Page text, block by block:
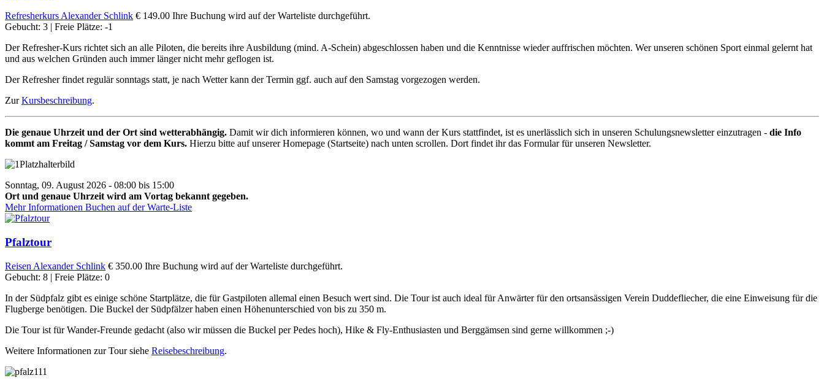
Refresherkurs Alexander Schlink € 149.00 Ihre Buchung wird auf der Warteliste durchgeführt.
Gebucht: 3 | Freie Plätze: -1
Der Refresher-Kurs richtet sich an alle Piloten, die bereits ihre Ausbildung (mind. A-Schein) abgeschlossen haben und die Kenntnisse wieder auffrischen möchten. Wer unseren schönen Sport einmal gelernt hat
und aus welchen Gründen auch immer länger nicht mehr geflogen ist.
Der Refresher findet regulär sonntags statt, je nach Wetter kann der Termin ggf. auch auf den Samstag vorgezogen werden.
ZurKursbeschreibung.
Die genaue Uhrzeit und der Ort sind wetterabhängig. Damit wir dich informieren können, wo und wann der Kurs stattfindet, ist es unerlässlich sich in unseren Schulungsnewsletter einzutragen - die Info
kommt am Freitag / Samstag vor dem Kurs. Hierzu bitte auf unserer Homepage (Startseite) nach unten scrollen. Dort findet ihr das Formular für unseren Newsletter.
Sonntag, 09. August 2026 - 08:00 bis 15:00
Ort und genaue Uhrzeit wird am Vortag bekannt gegeben.
Mehr Informationen Buchen auf der Warte-Liste
Pfalztour
Reisen Alexander Schlink € 350.00 Ihre Buchung wird auf der Warteliste durchgeführt.
Gebucht: 8 | Freie Plätze: 0
In der Südpfalz gibt es einige schöne Startplätze, die für Gastpiloten allemal einen Besuch wert sind. Die Tour ist auch ideal für Anwärter für den ortsansässigen Verein Duddefliecher, die eine Einweisung für die
Flugberge benötigen. Die Buckel der Südpfälzer haben einen Höhenunterschied von bis zu 350 m.
Die Tour ist für Wander-Freunde gedacht (also wir müssen die Buckel per Pedes hoch), Hike & Fly-Enthusiasten und Berggämsen sind gerne willkommen ;-)
Weitere Informationen zur Tour siehe Reisebeschreibung.